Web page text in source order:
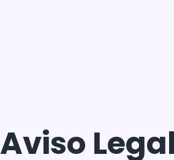
Aviso Legal